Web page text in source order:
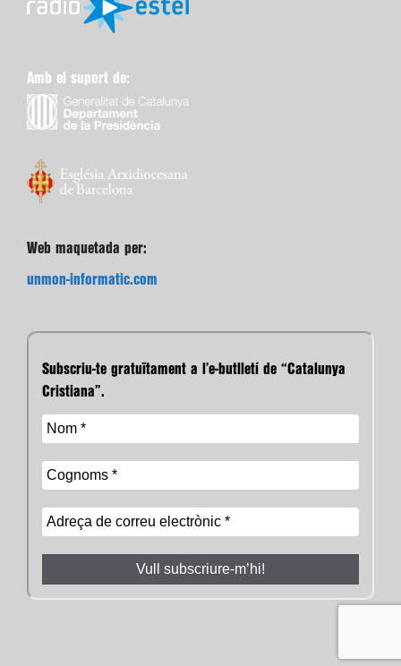
Amb el suport de:
Web maquetada per:
unmon-informatic.com
Subscriu-te gratuïtament a l’e-butlletí de “Catalunya
Cristiana”.